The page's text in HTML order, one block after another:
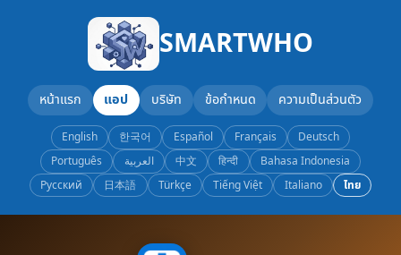
SMARTWHO
หน้าแรก แอป บริษัท ข้อกำหนด ความเป็นส่วนตัว
English 한국어 Español Français
Deutsch
Português
العربية 中文 हिन्दी
Bahasa Indonesia
Русский
日本語 Türkçe Tiếng Việt Italiano ไทย